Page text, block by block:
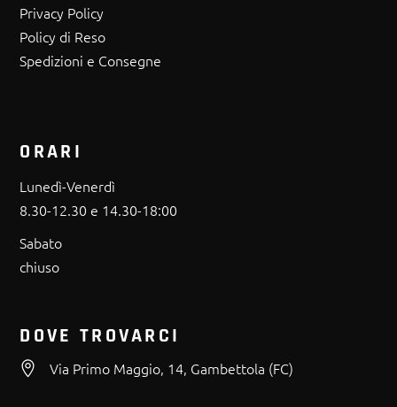
Privacy Policy
Policy di Reso
Spedizioni e Consegne
ORARI
Lunedì-Venerdì
8.30-12.30 e 14.30-18:00
Sabato
chiuso
DOVE TROVARCI
Via Primo Maggio, 14, Gambettola (FC)